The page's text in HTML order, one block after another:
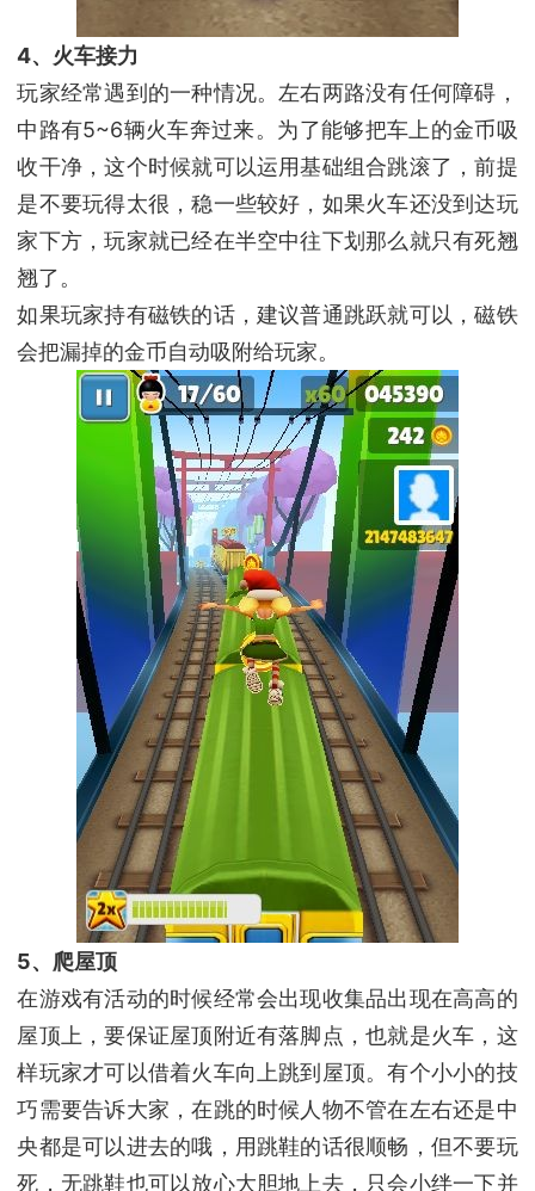
4、火车接力
玩家经常遇到的一种情况。左右两路没有任何障碍，
中路有5~6辆火车奔过来。为了能够把车上的金币吸
收干净，这个时候就可以运用基础组合跳滚了，前提
是不要玩得太很，稳一些较好，如果火车还没到达玩
家下方，玩家就已经在半空中往下划那么就只有死翘
翘了。
如果玩家持有磁铁的话，建议普通跳跃就可以，磁铁
会把漏掉的金币自动吸附给玩家。
5、爬屋顶
在游戏有活动的时候经常会出现收集品出现在高高的
屋顶上，要保证屋顶附近有落脚点，也就是火车，这
样玩家才可以借着火车向上跳到屋顶。有个小小的技
巧需要告诉大家，在跳的时候人物不管在左右还是中
央都是可以进去的哦，用跳鞋的话很顺畅，但不要玩
死，无跳鞋也可以放心大胆地上去，只会小绊一下并